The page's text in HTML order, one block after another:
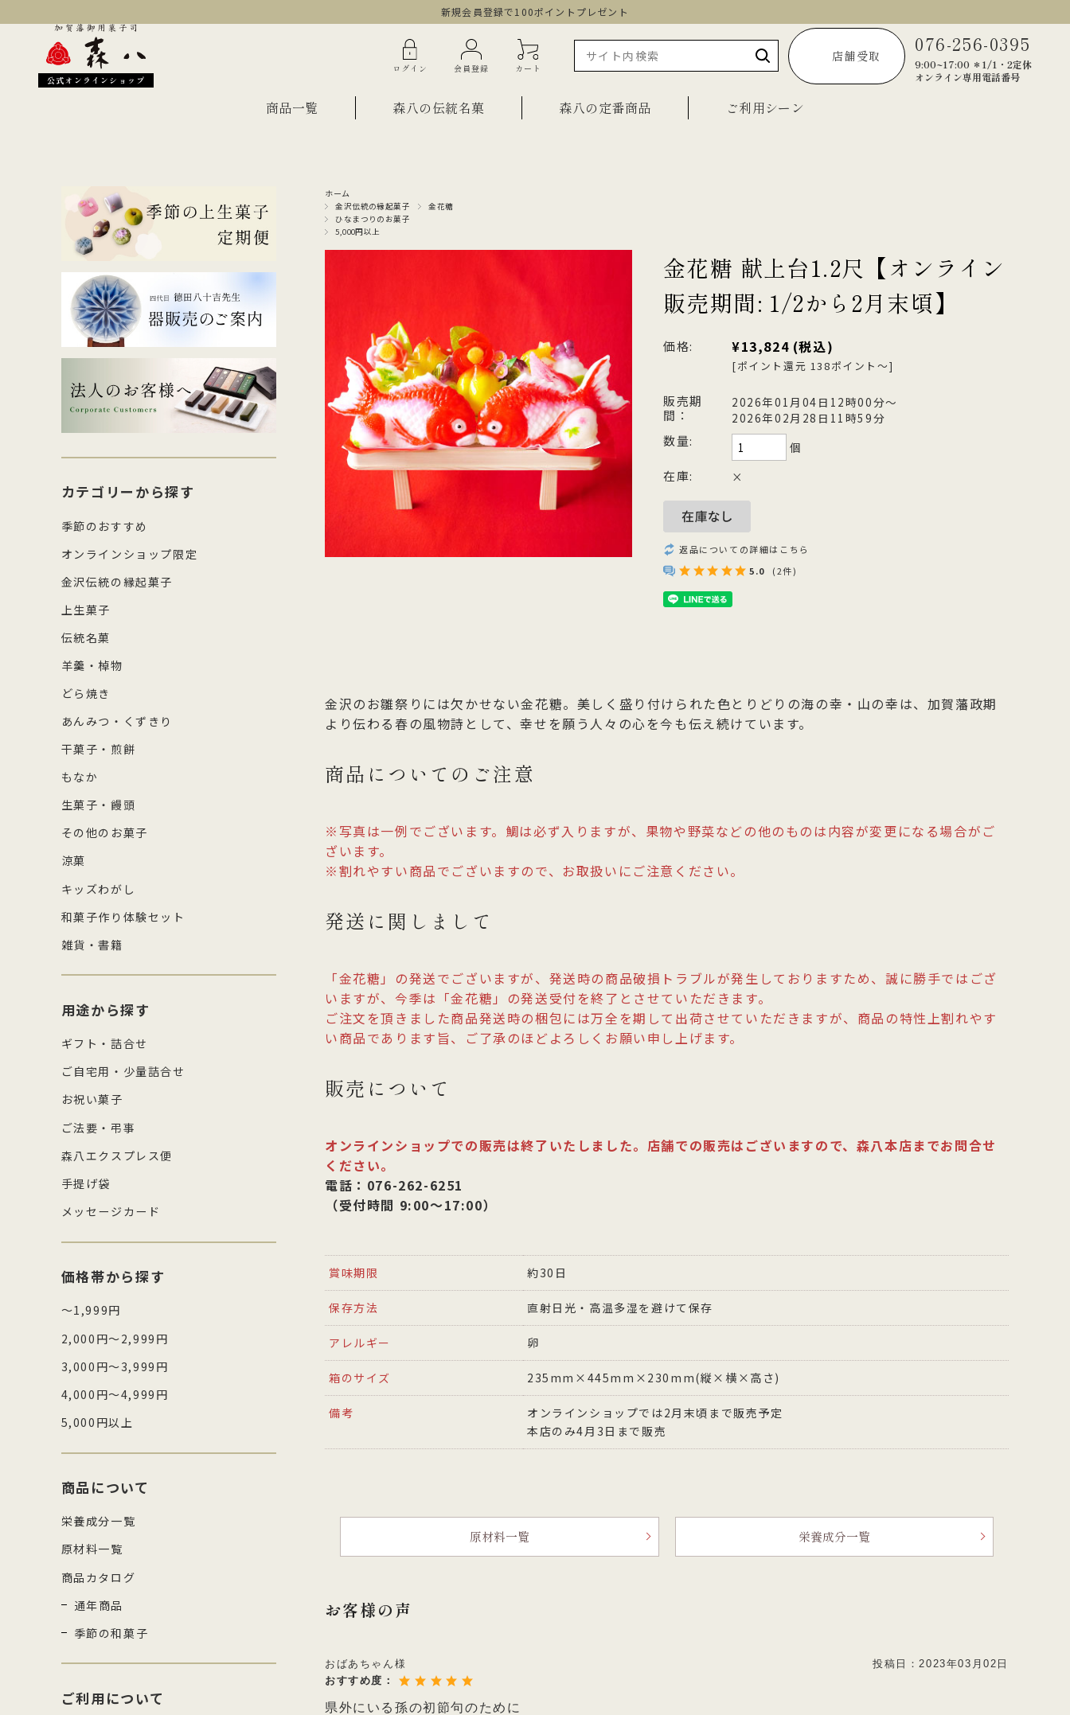
新規会員登録で100ポイントプレゼント
公式オンラインショップ
ログイン 会員登録 カート
店舗受取
076-256-0395
9:00~17:00 ＊1/1・2定休
オンライン専用電話番号
商品一覧
季節のおすすめ
オンラインショップ限定商品
金沢伝統の縁起菓子
上生菓子
伝統名菓
どら焼き
生菓子・饅頭
その他のお菓子
涼菓
キッズわがし
和菓子作り体験セット
雑貨・書籍
森八エクスプレス便
手提げ袋
メッセージカード
メディア掲載商品
3,000円～3,999円
4,000円～4,999円
5,000円以上
森八の伝統名菓
長生殿
四百年間かわらぬ製法を守り続け日
本三名菓の随一と称えられておりま
す。
千歳
コクのあるこし餡を飴炊きのコシの
強い求肥で包み上げ、紅白の和三盆
糖を贅沢にまぶした森八の代表名
菓。
黒羊羹「玄」
純度の高い氷砂糖と極上の糸寒天を
使用し、さっぱりとした上品な甘さ
が特徴です。４種類のサイズ展開を
ご用意。
黒羊羹「匠」
森八の昔ながらの黒羊羹。玄と比較
して、米飴を贅沢に使用しており、
濃厚でコクのある甘さが特徴です。
森八の定番商品
蛇玉もなか
森八の商標「蛇玉」を形にした、香
ばしい加賀のもなか種としっとりと
したこし餡が魅力
もち皮どら焼き 宝達
しっとりとしたもち皮に良質な国内
産小豆のつぶあんを包み込んだ人気
の森八定番菓子
小型羊羹「粋」
お召上がりやすい形に仕上げた小型
羊羹「粋」は加賀金沢の天然の伏流
水と厳選素材を使用
宝達葛くずきり
400年の歴史を誇る「宝達葛」を用
いた、つるりとした爽やかなのどご
しが自慢のくずきり
ご利用シーン
ギフト・詰合せ ご自宅用・少量セット お祝い菓子 ご法要・弔事
ホーム
金沢伝統の縁起菓子
金花糖
ひなまつりのお菓子
5,000円以上
金花糖 献上台1.2尺【オンライン
販売期間: 1/2から2月末頃】
価格: ¥13,824 (税込)
[ポイント還元 138ポイント～]
販売期
間：
2026年01月04日12時00分～
2026年02月28日11時59分
数量: 個
在庫: ×
返品についての詳細はこちら
5.0
(2件)
金沢のお雛祭りには欠かせない金花糖。美しく盛り付けられた色とりどりの海の幸・山の幸は、加賀藩政期
より伝わる春の風物詩として、幸せを願う人々の心を今も伝え続けています。
商品についてのご注意
※写真は一例でございます。鯛は必ず入りますが、果物や野菜などの他のものは内容が変更になる場合がご
ざいます。
※割れやすい商品でございますので、お取扱いにご注意ください。
発送に関しまして
「金花糖」の発送でございますが、発送時の商品破損トラブルが発生しておりますため、誠に勝手ではござ
いますが、今季は「金花糖」の発送受付を終了とさせていただきます。
ご注文を頂きました商品発送時の梱包には万全を期して出荷させていただきますが、商品の特性上割れやす
い商品であります旨、ご了承のほどよろしくお願い申し上げます。
販売について
オンラインショップでの販売は終了いたしました。店舗での販売はございますので、森八本店までお問合せ
ください。
電話：076-262-6251
（受付時間 9:00〜17:00）
賞味期限 約30日
保存方法 直射日光・高温多湿を避けて保存
アレルギー 卵
箱のサイズ 235mm×445mm×230mm(縦×横×高さ)
備考
オンラインショップでは2月末頃まで販売予定
本店のみ4月3日まで販売
原材料一覧 栄養成分一覧
お客様の声
おばあちゃん様 投稿日：2023年03月02日
おすすめ度：
県外にいる孫の初節句のために
カテゴリーから探す
季節のおすすめ
オンラインショップ限定
金沢伝統の縁起菓子
上生菓子
伝統名菓
羊羹・棹物
どら焼き
あんみつ・くずきり
干菓子・煎餅
もなか
生菓子・饅頭
その他のお菓子
涼菓
キッズわがし
和菓子作り体験セット
雑貨・書籍
用途から探す
ギフト・詰合せ
ご自宅用・少量詰合せ
お祝い菓子
ご法要・弔事
森八エクスプレス便
手提げ袋
メッセージカード
価格帯から探す
～1,999円
2,000円～2,999円
3,000円～3,999円
4,000円～4,999円
5,000円以上
商品について
栄養成分一覧
原材料一覧
商品カタログ
通年商品
季節の和菓子
ご利用について